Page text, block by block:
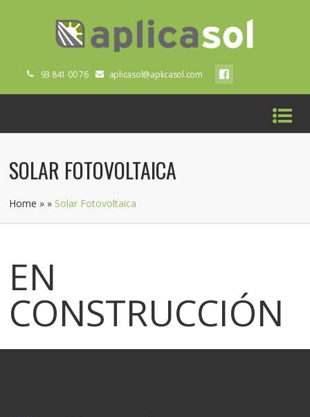
93 841 00 76 aplicasol@aplicasol.com
SOLAR FOTOVOLTAICA
Home » » Solar Fotovoltaica
EN
CONSTRUCCIÓN